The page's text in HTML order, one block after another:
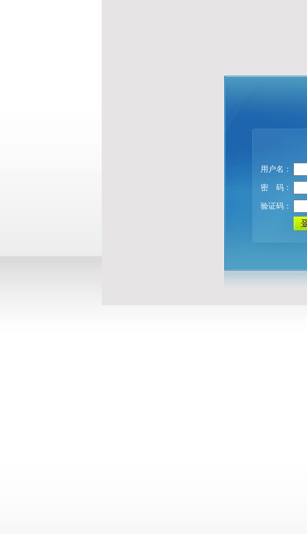
用户名：
密 码：
验证码：